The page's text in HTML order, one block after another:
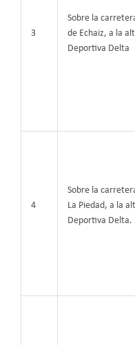
3
Sobre la
de Echaiz, a la
Deportiva Delta
4
Sobre la
La Piedad, a la
Deportiva Delta.